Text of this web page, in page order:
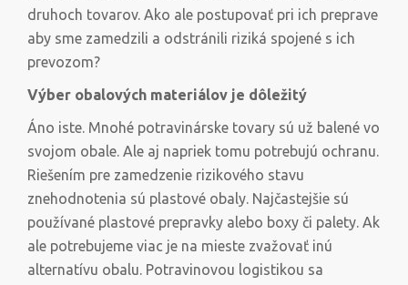
druhoch tovarov. Ako ale postupovať pri ich preprave
aby sme zamedzili a odstránili riziká spojené s ich
prevozom?
Výber obalových materiálov je dôležitý
Áno iste. Mnohé potravinárske tovary sú už balené vo
svojom obale. Ale aj napriek tomu potrebujú ochranu.
Riešením pre zamedzenie rizikového stavu
znehodnotenia sú plastové obaly. Najčastejšie sú
používané plastové prepravky alebo boxy či palety. Ak
ale potrebujeme viac je na mieste zvažovať inú
alternatívu obalu. Potravinovou logistikou sa